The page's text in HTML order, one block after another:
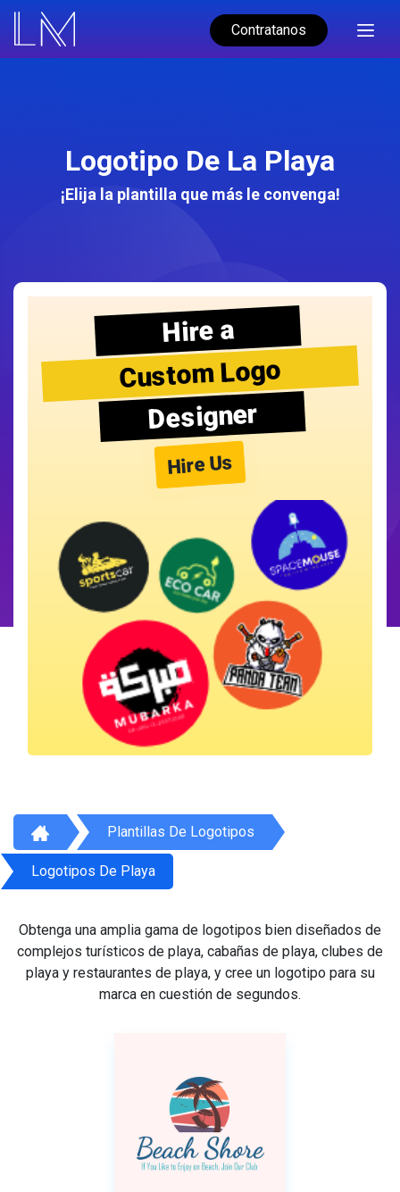
Contratanos
Logotipo De La Playa
¡Elija la plantilla que más le convenga!
Hire a
Custom Logo
Designer
Hire Us
Plantillas De Logotipos
Logotipos De Playa
Obtenga una amplia gama de logotipos bien diseñados de
complejos turísticos de playa, cabañas de playa, clubes de
playa y restaurantes de playa, y cree un logotipo para su
marca en cuestión de segundos.